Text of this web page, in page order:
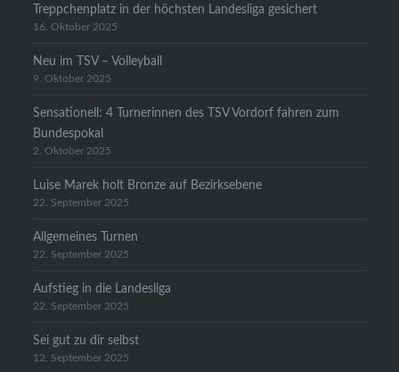
Treppchenplatz in der höchsten Landesliga gesichert
16. Oktober 2025
Neu im TSV – Volleyball
9. Oktober 2025
Sensationell: 4 Turnerinnen des TSV Vordorf fahren zum
Bundespokal
2. Oktober 2025
Luise Marek holt Bronze auf Bezirksebene
22. September 2025
Allgemeines Turnen
22. September 2025
Aufstieg in die Landesliga
22. September 2025
Sei gut zu dir selbst
12. September 2025